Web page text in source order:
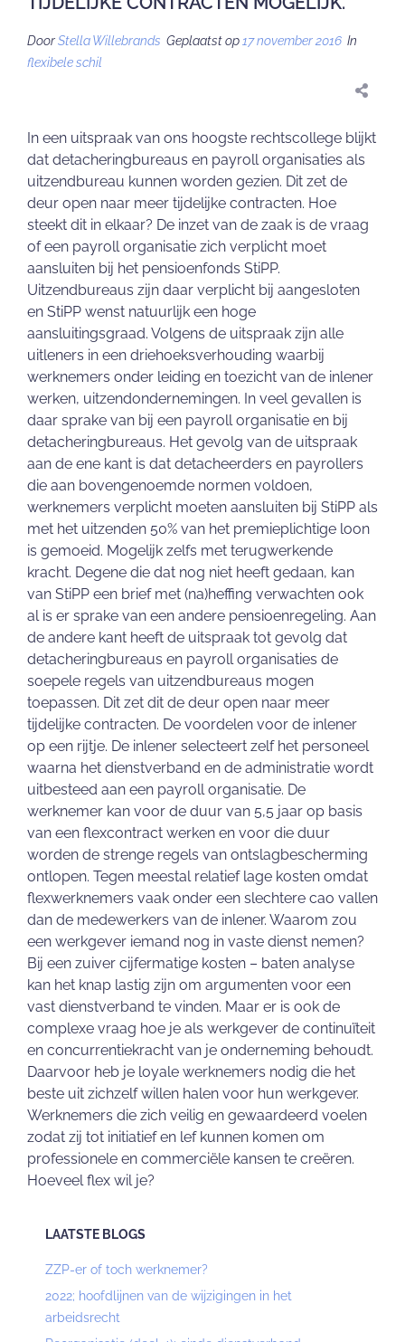
DoorStella Willebrands Geplaatst op 17 november 2016 In
flexibele schil
In een uitspraak van ons hoogste rechtscollege blijkt
dat detacheringbureaus en payroll organisaties als
uitzendbureau kunnen worden gezien. Dit zet de
deur open naar meer tijdelijke contracten. Hoe
steekt dit in elkaar? De inzet van de zaak is de vraag
of een payroll organisatie zich verplicht moet
aansluiten bij het pensioenfonds StiPP.
Uitzendbureaus zijn daar verplicht bij aangesloten
en StiPP wenst natuurlijk een hoge
aansluitingsgraad. Volgens de uitspraak zijn alle
uitleners in een driehoeksverhouding waarbij
werknemers onder leiding en toezicht van de inlener
werken, uitzendondernemingen. In veel gevallen is
daar sprake van bij een payroll organisatie en bij
detacheringbureaus. Het gevolg van de uitspraak
aan de ene kant is dat detacheerders en payrollers
die aan bovengenoemde normen voldoen,
werknemers verplicht moeten aansluiten bij StiPP als
met het uitzenden 50% van het premieplichtige loon
is gemoeid. Mogelijk zelfs met terugwerkende
kracht. Degene die dat nog niet heeft gedaan, kan
van StiPP een brief met (na)heffing verwachten ook
al is er sprake van een andere pensioenregeling. Aan
de andere kant heeft de uitspraak tot gevolg dat
detacheringbureaus en payroll organisaties de
soepele regels van uitzendbureaus mogen
toepassen. Dit zet dit de deur open naar meer
tijdelijke contracten. De voordelen voor de inlener
op een rijtje. De inlener selecteert zelf het personeel
waarna het dienstverband en de administratie wordt
uitbesteed aan een payroll organisatie. De
werknemer kan voor de duur van 5,5 jaar op basis
van een flexcontract werken en voor die duur
worden de strenge regels van ontslagbescherming
ontlopen. Tegen meestal relatief lage kosten omdat
flexwerknemers vaak onder een slechtere cao vallen
dan de medewerkers van de inlener. Waarom zou
een werkgever iemand nog in vaste dienst nemen?
Bij een zuiver cijfermatige kosten – baten analyse
kan het knap lastig zijn om argumenten voor een
vast dienstverband te vinden. Maar er is ook de
complexe vraag hoe je als werkgever de continuïteit
en concurrentiekracht van je onderneming behoudt.
Daarvoor heb je loyale werknemers nodig die het
beste uit zichzelf willen halen voor hun werkgever.
Werknemers die zich veilig en gewaardeerd voelen
zodat zij tot initiatief en lef kunnen komen om
professionele en commerciële kansen te creëren.
Hoeveel flex wil je?
LAATSTE BLOGS
ZZP-er of toch werknemer?
2022; hoofdlijnen van de wijzigingen in het
arbeidsrecht